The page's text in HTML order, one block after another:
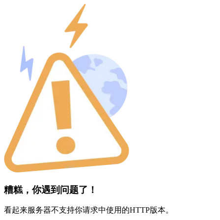
糟糕，你遇到问题了！
看起来服务器不支持你请求中使用的HTTP版本。